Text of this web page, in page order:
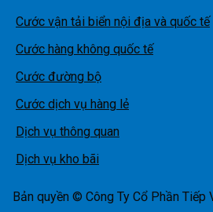
Cước vận tải biển nội địa và quốc tế
Cước hàng không quốc tế
Cước đường bộ
Cước dịch vụ hàng lẻ
Dịch vụ thông quan
Dịch vụ kho bãi
Bản quyền © Công Ty Cổ Phần Tiếp